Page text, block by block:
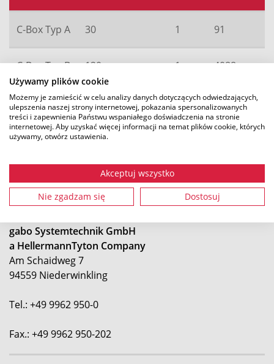
Używamy plików cookie
Możemy je zamieścić w celu analizy danych dotyczących odwiedzających,
ulepszenia naszej strony internetowej, pokazania spersonalizowanych
treści i zapewnienia Państwu wspaniałego doświadczenia na stronie
internetowej. Aby uzyskać więcej informacji na temat plików cookie, których
używamy, otwórz ustawienia.
Akceptuj wszystko
Nie zgadzam się Dostosuj
C-Box Typ A 30 1 91
C-Box Typ B 120 1 4088
gabo Systemtechnik GmbH
a HellermannTyton Company
Am Schaidweg 7
94559 Niederwinkling
Tel.: +49 9962 950-0
Fax.: +49 9962 950-202